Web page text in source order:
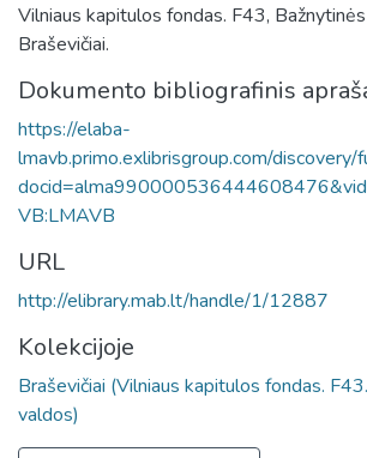
Vilniaus kapitulos fondas. F43,
Braševičiai.
Dokumento bibliografinis
https://elaba-
lmavb.primo.exlibrisgroup.com/discovery/
VB:LMAVB
URL
http://elibrary.mab.lt/handle/1/12887
Kolekcijoje
Braševičiai (Vilniaus kapitulos fondas.
valdos)